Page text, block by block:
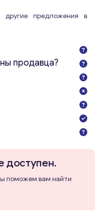
с вами в
предложения в
продавца?
доступен.
поможем вам найти